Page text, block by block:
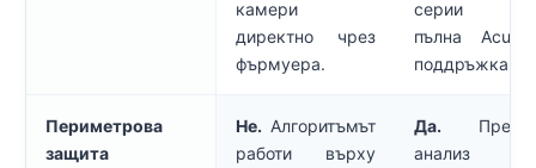
камери
директно чрез
фърмуера.
серии
пълна
поддръжка.
Периметрова
защита
Не. Алгоритъмът
работи върху
Да.
анализ